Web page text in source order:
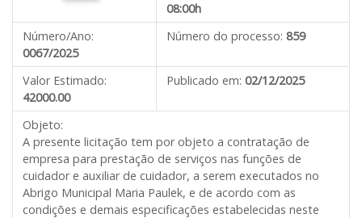
08:00h
Número/Ano:
0067/2025
Número do processo: 859
Valor Estimado:
42000.00
Publicado em: 02/12/2025
Objeto:
A presente licitação tem por objeto a contratação de
empresa para prestação de serviços nas funções de
cuidador e auxiliar de cuidador, a serem executados no
Abrigo Municipal Maria Paulek, e de acordo com as
condições e demais especificações estabelecidas neste